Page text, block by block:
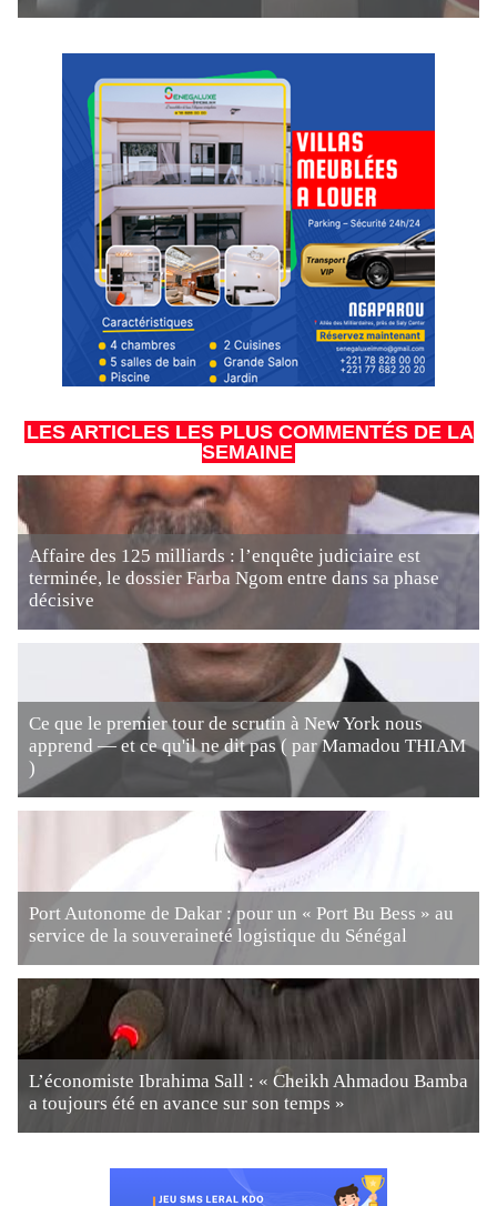
LES ARTICLES LES PLUS COMMENTÉS DE LA
SEMAINE
Affaire des 125 milliards : l’enquête judiciaire est
terminée, le dossier Farba Ngom entre dans sa phase
décisive
Ce que le premier tour de scrutin à New York nous
apprend — et ce qu'il ne dit pas ( par Mamadou THIAM
)
Port Autonome de Dakar : pour un « Port Bu Bess » au
service de la souveraineté logistique du Sénégal
L’économiste Ibrahima Sall : « Cheikh Ahmadou Bamba
a toujours été en avance sur son temps »